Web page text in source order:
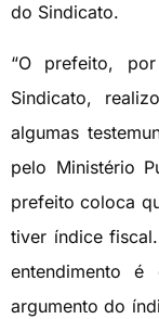
do Sindicato.
“O prefeito,
Sindicato,
algumas
pelo Ministério
prefeito coloca
tiver índice
entendimento
argumento do